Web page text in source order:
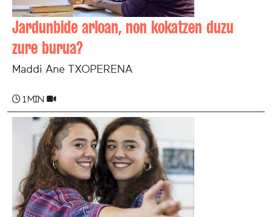
Jardunbide arloan, non kokatzen duzu
zure burua?
Maddi Ane TXOPERENA
1 min